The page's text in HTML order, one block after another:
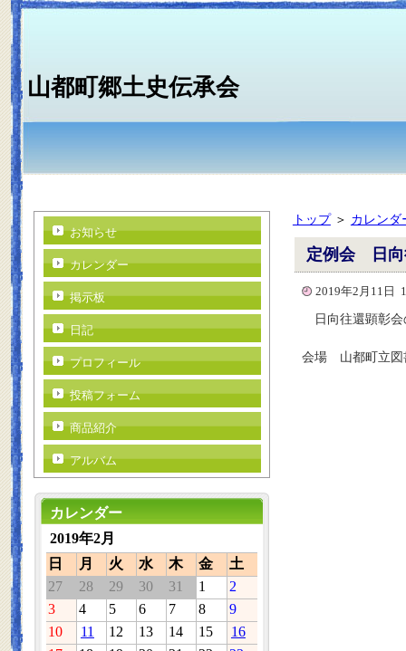
山都町郷土史伝承会
トップ＞ カレンダ
定例会 日向
2019年2月11日
日向往還顕彰会
会場 山都町立図
お知らせ
カレンダー
掲示板
日記
プロフィール
投稿フォーム
商品紹介
アルバム
カレンダー
2019年2月
日
月 火 水 木 金
土
27
28 29 30 31 1
2
3
4 5 6 7 8
9
10
11 12 13 14 15
16